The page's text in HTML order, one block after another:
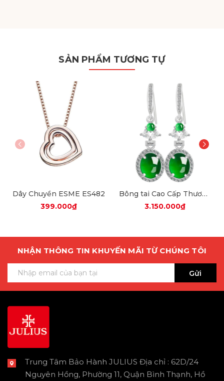
SẢN PHẨM TƯƠNG TỰ
Dây Chuyền ESME ES482
399.000₫
Bông tai Cao Cấp Thương Hiệu ESME ES325AS-D653
3.150.000₫
NHẬN THÔNG TIN KHUYẾN MÃI TỪ CHÚNG TÔI
Gửi
Trung Tâm Bảo Hành JULIUS Địa chỉ : 62D/24
Nguyên Hồng, Phường 11, Quận Bình Thạnh, Hồ